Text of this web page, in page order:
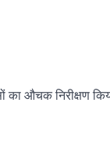
का औचक निरीक्षण